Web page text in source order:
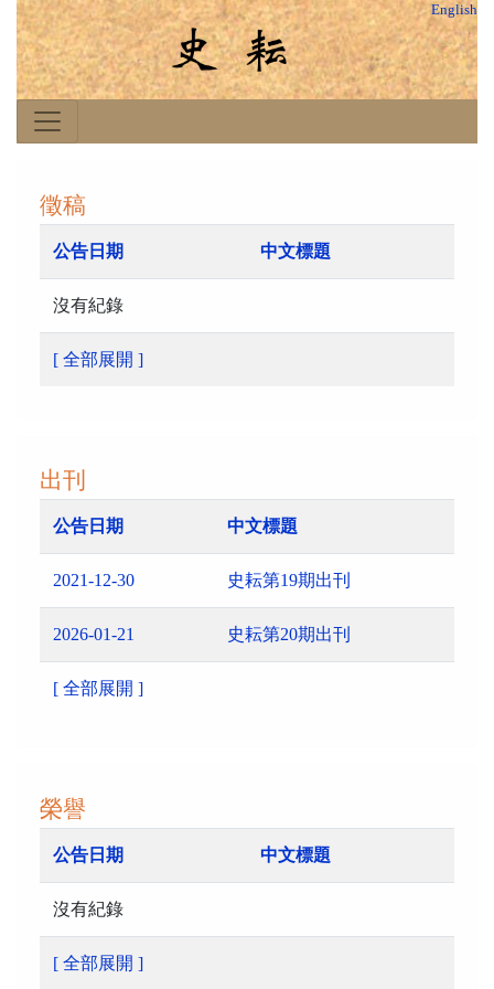
English
徵稿
公告日期 中文標題
沒有紀錄
[ 全部展開 ]
出刊
公告日期 中文標題
2021-12-30 史耘第19期出刊
2026-01-21 史耘第20期出刊
[ 全部展開 ]
榮譽
公告日期 中文標題
沒有紀錄
[ 全部展開 ]